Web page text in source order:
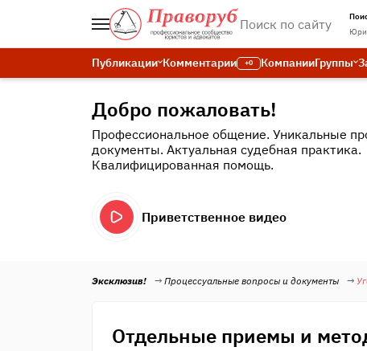
Публикации Комментарии +0 КомпанииГруппы
Добро пожаловать!
Профессиональное общение. Уникальные
документы. Актуальная судебная практика.
Квалифицированная помощь.
Приветственное видео
Эксклюзив! Процессуальные вопросы и документы
Отдельные приемы и